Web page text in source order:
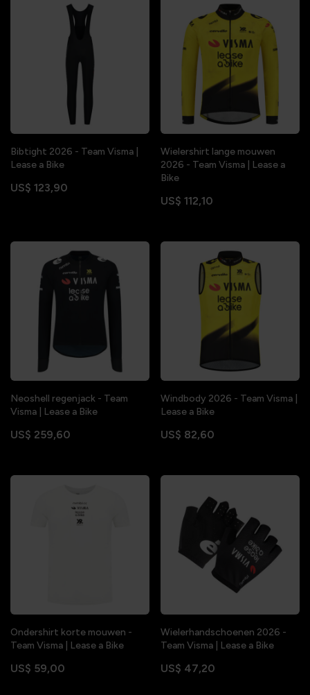
Bibtight 2026 - Team Visma |
Lease a Bike
US$ 123,90
Wielershirt lange mouwen
2026 - Team Visma | Lease a
Bike
US$ 112,10
Neoshell regenjack - Team
Visma | Lease a Bike
US$ 259,60
Windbody 2026 - Team Visma |
Lease a Bike
US$ 82,60
Ondershirt korte mouwen -
Team Visma | Lease a Bike
US$ 59,00
Wielerhandschoenen 2026 -
Team Visma | Lease a Bike
US$ 47,20